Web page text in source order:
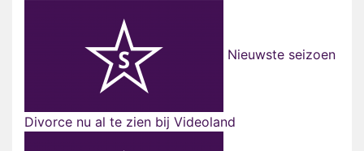
Nieuwste seizoen
Divorce nu al te zien bij Videoland